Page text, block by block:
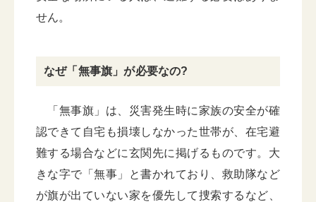
せん。
なぜ「無事旗」が必要なの?
「無事旗」は、災害発生時に家族の安全が確
認できて自宅も損壊しなかった世帯が、在宅避
難する場合などに玄関先に掲げるものです。大
きな字で「無事」と書かれており、救助隊など
が旗が出ていない家を優先して捜索するなど、